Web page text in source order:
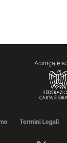
Termini Legali